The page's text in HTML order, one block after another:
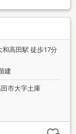
和高田駅 徒歩17分
建
市大字土庫